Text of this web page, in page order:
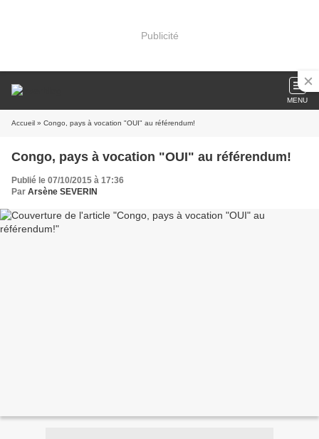
Publicité
MENU
Accueil » Congo, pays à vocation "OUI" au référendum!
Congo, pays à vocation "OUI" au référendum!
Publié le 07/10/2015 à 17:36
Par Arsène SEVERIN